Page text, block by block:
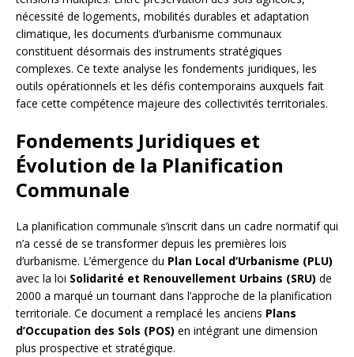
nécessité de logements, mobilités durables et adaptation
climatique, les documents d’urbanisme communaux
constituent désormais des instruments stratégiques
complexes. Ce texte analyse les fondements juridiques, les
outils opérationnels et les défis contemporains auxquels fait
face cette compétence majeure des collectivités territoriales.
Fondements Juridiques et
Évolution de la Planification
Communale
La planification communale s’inscrit dans un cadre normatif qui
n’a cessé de se transformer depuis les premières lois
d’urbanisme. L’émergence du Plan Local d’Urbanisme (PLU)
avec la loi Solidarité et Renouvellement Urbains (SRU) de
2000 a marqué un tournant dans l’approche de la planification
territoriale. Ce document a remplacé les anciens Plans
d’Occupation des Sols (POS) en intégrant une dimension
plus prospective et stratégique.